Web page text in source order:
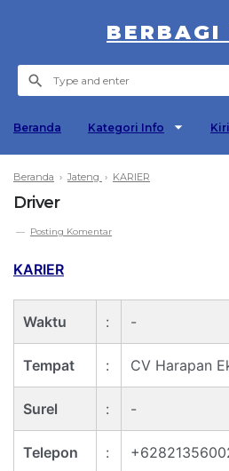
BERBAGI
Beranda Kategori Info
Beranda ›Jateng › KARIER
Driver
Posting Komentar
KARIER
Waktu : -
Tempat : CV Harapan
Surel : -
Telepon :